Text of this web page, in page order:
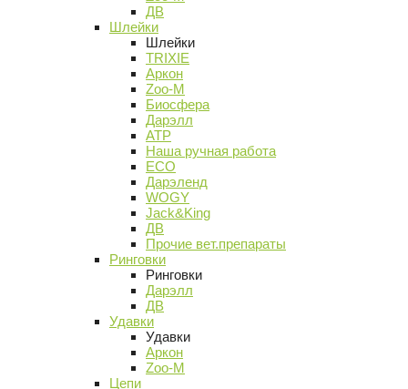
ДВ
Шлейки
Шлейки
TRIXIE
Аркон
Zoo-M
Биосфера
Дарэлл
АТР
Наша ручная работа
ECO
Дарэленд
WOGY
Jack&King
ДВ
Прочие вет.препараты
Ринговки
Ринговки
Дарэлл
ДВ
Удавки
Удавки
Аркон
Zoo-M
Цепи